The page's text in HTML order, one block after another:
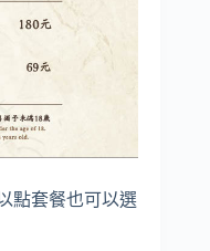
點套餐也可以選